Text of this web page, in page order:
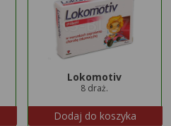
Lokomotiv
8 draż.
Dodaj do koszyka